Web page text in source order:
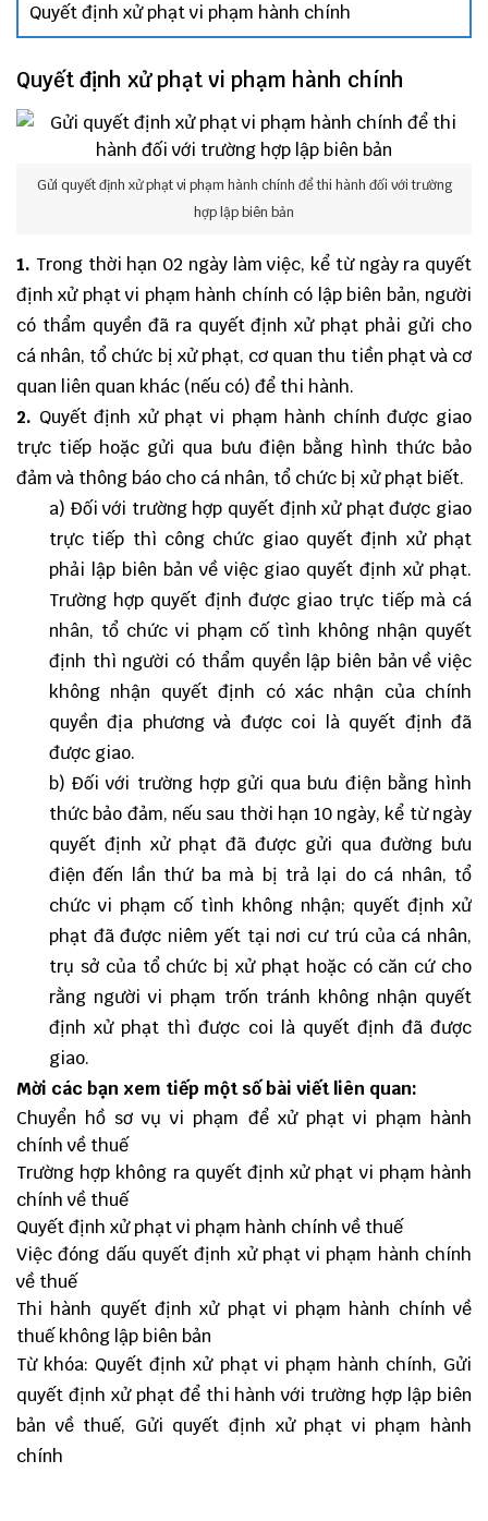
Quyết định xử phạt vi phạm hành chính
Quyết định xử phạt vi phạm hành chính
Gửi quyết định xử phạt vi phạm hành chính để thi hành đối với trường
hợp lập biên bản
1. Trong thời hạn 02 ngày làm việc, kể từ ngày ra quyết
định xử phạt vi phạm hành chính có lập biên bản, người
có thẩm quyền đã ra quyết định xử phạt phải gửi cho
cá nhân, tổ chức bị xử phạt, cơ quan thu tiền phạt và cơ
quan liên quan khác (nếu có) để thi hành.
2. Quyết định xử phạt vi phạm hành chính được giao
trực tiếp hoặc gửi qua bưu điện bằng hình thức bảo
đảm và thông báo cho cá nhân, tổ chức bị xử phạt biết.
a) Đối với trường hợp quyết định xử phạt được giao
trực tiếp thì công chức giao quyết định xử phạt
phải lập biên bản về việc giao quyết định xử phạt.
Trường hợp quyết định được giao trực tiếp mà cá
nhân, tổ chức vi phạm cố tình không nhận quyết
định thì người có thẩm quyền lập biên bản về việc
không nhận quyết định có xác nhận của chính
quyền địa phương và được coi là quyết định đã
được giao.
b) Đối với trường hợp gửi qua bưu điện bằng hình
thức bảo đảm, nếu sau thời hạn 10 ngày, kể từ ngày
quyết định xử phạt đã được gửi qua đường bưu
điện đến lần thứ ba mà bị trả lại do cá nhân, tổ
chức vi phạm cố tình không nhận; quyết định xử
phạt đã được niêm yết tại nơi cư trú của cá nhân,
trụ sở của tổ chức bị xử phạt hoặc có căn cứ cho
rằng người vi phạm trốn tránh không nhận quyết
định xử phạt thì được coi là quyết định đã được
giao.
Mời các bạn xem tiếp một số bài viết liên quan:
Chuyển hồ sơ vụ vi phạm để xử phạt vi phạm hành
chính về thuế
Trường hợp không ra quyết định xử phạt vi phạm hành
chính về thuế
Quyết định xử phạt vi phạm hành chính về thuế
Việc đóng dấu quyết định xử phạt vi phạm hành chính
về thuế
Thi hành quyết định xử phạt vi phạm hành chính về
thuế không lập biên bản
Từ khóa: Quyết định xử phạt vi phạm hành chính, Gửi
quyết định xử phạt để thi hành với trường hợp lập biên
bản về thuế, Gửi quyết định xử phạt vi phạm hành
chính